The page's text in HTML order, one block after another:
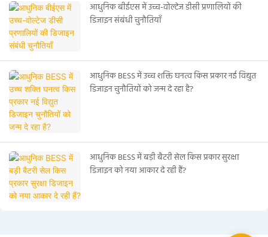
आधुनिक बीईएस में उच्च-वोल्टेज डीसी प्रणालियों की
डिजाइन संबंधी चुनौतियाँ
आधुनिक BESS में उच्च शक्ति घनत्व किस प्रकार नई विद्युत
डिजाइन चुनौतियों को जन्म दे रहा है?
आधुनिक BESS में बड़ी बैटरी सेल किस प्रकार सुरक्षा
डिजाइन को नया आकार दे रही हैं?